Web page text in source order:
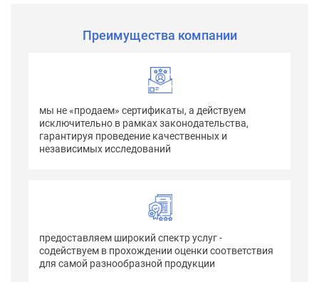
Преимущества компании
мы не «продаем» сертификаты, а действуем
исключительно в рамках законодательства,
гарантируя проведение качественных и
независимых исследований
предоставляем широкий спектр услуг -
содействуем в прохождении оценки соответствия
для самой разнообразной продукции